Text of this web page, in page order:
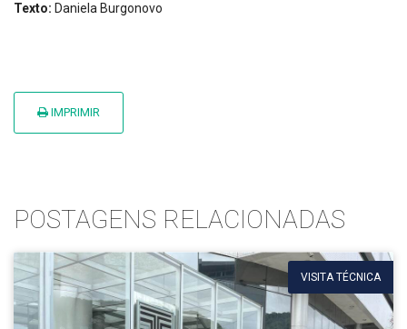
Texto: Daniela Burgonovo
IMPRIMIR
POSTAGENS RELACIONADAS
VISITA TÉCNICA